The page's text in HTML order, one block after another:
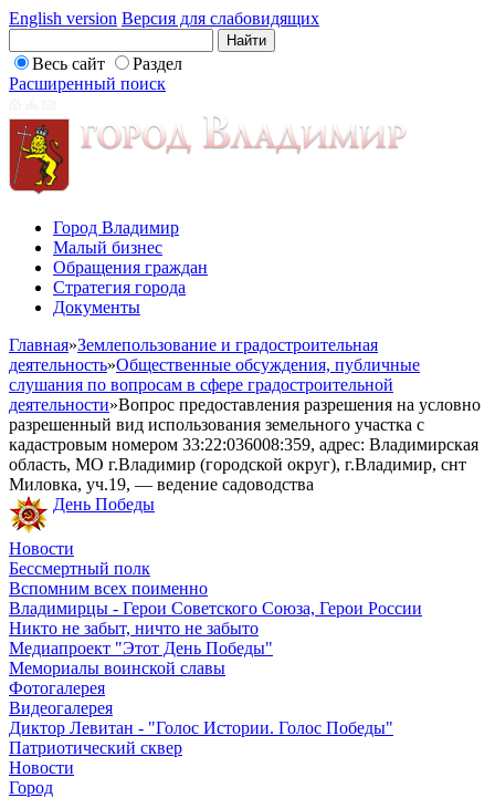
English version Версия для слабовидящих
Весь сайт
Раздел
Расширенный поиск
Город Владимир
Малый бизнес
Обращения граждан
Стратегия города
Документы
Главная»Землепользование и градостроительная
деятельность»Общественные обсуждения, публичные
слушания по вопросам в сфере градостроительной
деятельности»Вопрос предоставления разрешения на условно
разрешенный вид использования земельного участка с
кадастровым номером 33:22:036008:359, адрес: Владимирская
область, МО г.Владимир (городской округ), г.Владимир, снт
Миловка, уч.19, — ведение садоводства
День Победы
Новости
Бессмертный полк
Вспомним всех поименно
Владимирцы - Герои Советского Союза, Герои России
Никто не забыт, ничто не забыто
Медиапроект "Этот День Победы"
Мемориалы воинской славы
Фотогалерея
Видеогалерея
Диктор Левитан - "Голос Истории. Голос Победы"
Патриотический сквер
Новости
Город